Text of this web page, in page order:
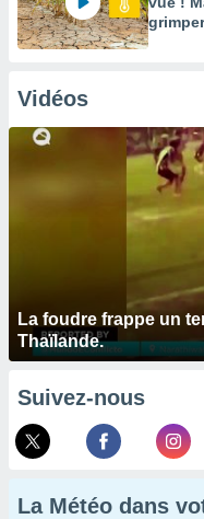
Vidéos
La foudre frappe un
Thaïlande.
Suivez-nous
La Météo dans